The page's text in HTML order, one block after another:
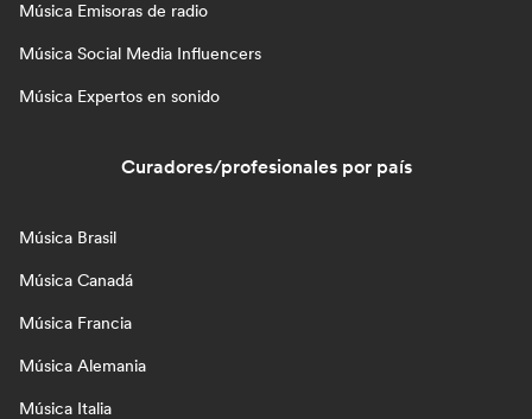
Música Emisoras de radio
Música Social Media Influencers
Música Expertos en sonido
Curadores/profesionales por país
Música Brasil
Música Canadá
Música Francia
Música Alemania
Música Italia